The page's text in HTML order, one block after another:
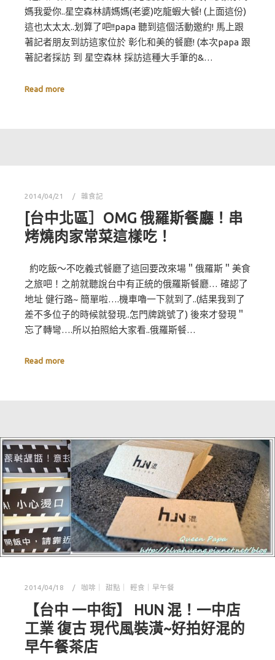
媽我愛你..星空森林請媽媽(老婆)吃龍蝦大餐! (上面這份)
這也太太太..划算了吧!!papa 聽到這個活動邀約! 馬上跟
著記者朋友到訪這家位於 彰化和美的餐廳! (本次papa 跟
著記者採訪 到 星空森林 採訪這種大手筆的&…
Read more
2014/04/21 雜食記
[台中北區］OMG 俄羅斯餐廳！串
烤燒肉家常菜這樣吃！
約吃飯～不吃義式餐廳了這回要改來場＂俄羅斯＂美食
之旅吧！之前就聽說台中有正統的俄羅斯餐廳… 確認了
地址 健行路~ 簡單啦….機車嚕一下就到了..(結果我到了
差不多位子的時候就發現..怎門牌跳號了) 後來才發現＂
忘了轉彎….所以拍照給大家看..俄羅斯餐…
Read more
2014/04/18 咖啡｜ 甜點｜ 輕食｜早午餐
【台中 一中街】 HUN 混！一中店
工業 復古 現代風裝潢~好拍好混的
早午餐茶店